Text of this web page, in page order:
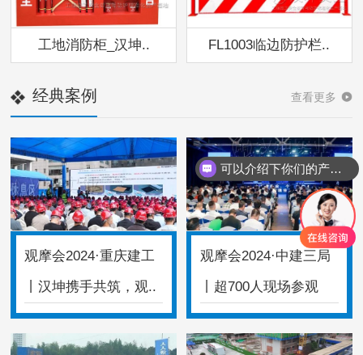
工地消防柜_汉坤.. FL1003临边防护栏..
查看更多
经典案例
观摩会2024·重庆建工
丨汉坤携手共筑，观..
观摩会2024·中建三局
丨超700人现场参观
体..
可以介绍下你们的产品么